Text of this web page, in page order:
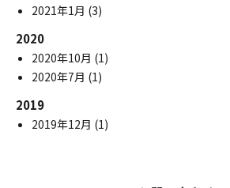
2021年1月 (3)
2020
2020年10月 (1)
2020年7月 (1)
2019
2019年12月 (1)